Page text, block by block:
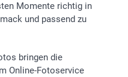
Momente richtig in
und passend zu
bringen die
Online-Fotoservice